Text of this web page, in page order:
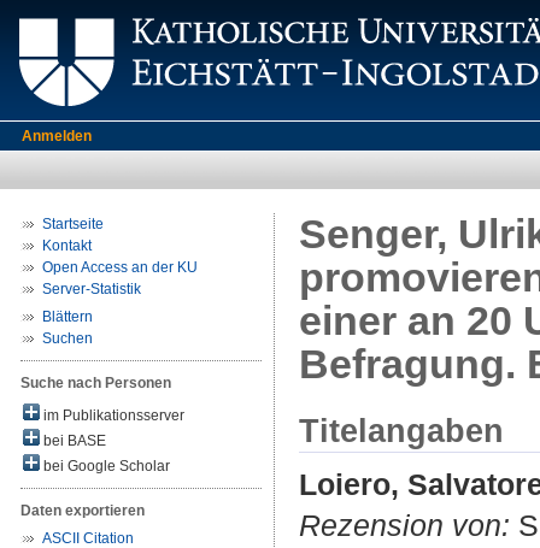
Anmelden
Startseite
Kontakt
Open Access an der KU
Server-Statistik
Blättern
Suchen
Suche nach Personen
im Publikationsserver
bei BASE
bei Google Scholar
Daten exportieren
ASCII Citation
Senger,
einer an 20
Befragung.
Titelangaben
Loiero,
Rezension von: